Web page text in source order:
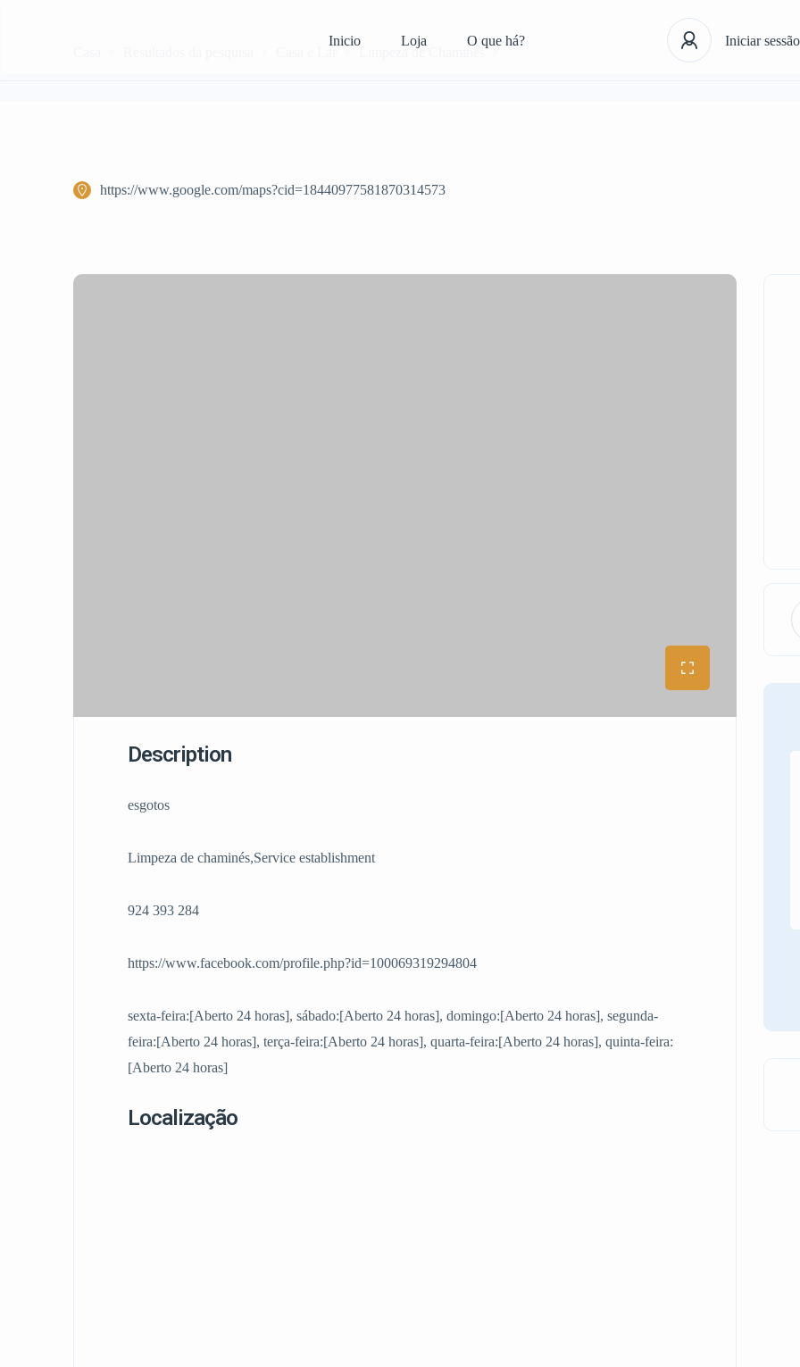
Inicio Loja O que há? Iniciar sessão
Limpeza de Chaminés
https://www.google.com/maps?cid=18440977581870314573
Description
esgotos
Limpeza de chaminés,Service establishment
924 393 284
https://www.facebook.com/profile.php?id=100069319294804
sexta-feira:[Aberto 24 horas], sábado:[Aberto 24 horas], domingo:[Aberto 24 horas], segunda-
feira:[Aberto 24 horas], terça-feira:[Aberto 24 horas], quarta-feira:[Aberto 24 horas], quinta-feira:
[Aberto 24 horas]
Localização